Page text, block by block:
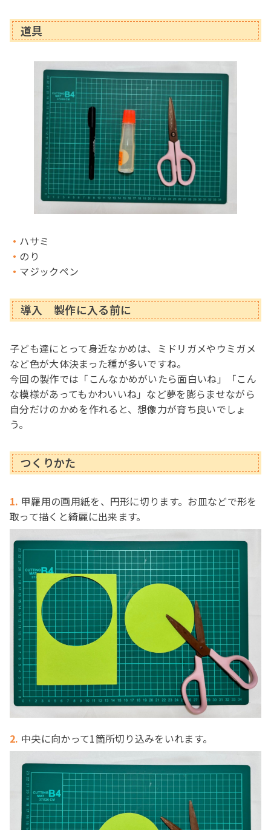
道具
ハサミ
のり
マジックペン
導入 製作に入る前に
子ども達にとって身近なかめは、ミドリガメやウミガメ
など色が大体決まった種が多いですね。
今回の製作では「こんなかめがいたら面白いね」「こん
な模様があってもかわいいね」など夢を膨らませながら
自分だけのかめを作れると、想像力が育ち良いでしょ
う。
つくりかた
1. 甲羅用の画用紙を、円形に切ります。お皿などで形を
取って描くと綺麗に出来ます。
2. 中央に向かって1箇所切り込みをいれます。